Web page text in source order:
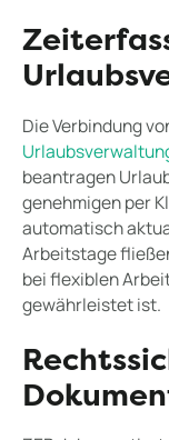
Die Verbindung
beantragen
genehmigen per
automatisch
Arbeitstage
bei flexiblen
gewährleistet ist.